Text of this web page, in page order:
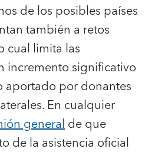
de los posibles países
también a retos
cual limita las
incremento significativo
aportado por donantes
En cualquier
generalde que
de la asistencia oficial